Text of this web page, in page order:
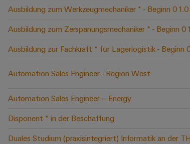
Ausbildung zum Werkzeugmechaniker * - Beginn
Ausbildung zum Zerspanungsmechaniker * - Beginn
Ausbildung zur Fachkraft * für Lagerlogistik -
Automation Sales Engineer - Region West
Automation Sales Engineer – Energy
Disponent * in der Beschaffung
Duales Studium (praxisintegriert) Informatik an der